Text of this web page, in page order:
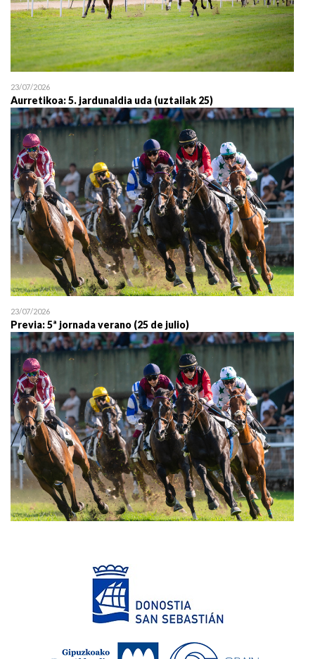
23/07/2026
Aurretikoa: 5. jardunaldia uda (uztailak 25)
23/07/2026
Previa: 5ª jornada verano (25 de julio)